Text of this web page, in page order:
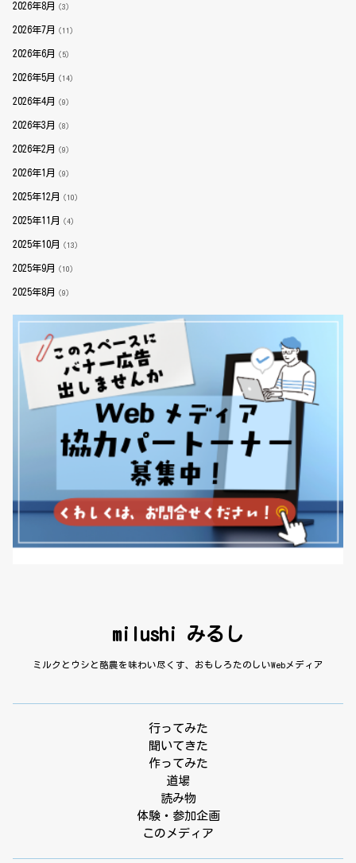
2026年8月 （3）
2026年7月 （11）
2026年6月 （5）
2026年5月 （14）
2026年4月 （9）
2026年3月 （8）
2026年2月 （9）
2026年1月 （9）
2025年12月 （10）
2025年11月 （4）
2025年10月 （13）
2025年9月 （10）
2025年8月 （9）
milushi みるし
ミルクとウシと酪農を味わい尽くす、おもしろたのしいWebメディア
行ってみた
聞いてきた
作ってみた
道場
読み物
体験・参加企画
このメディア